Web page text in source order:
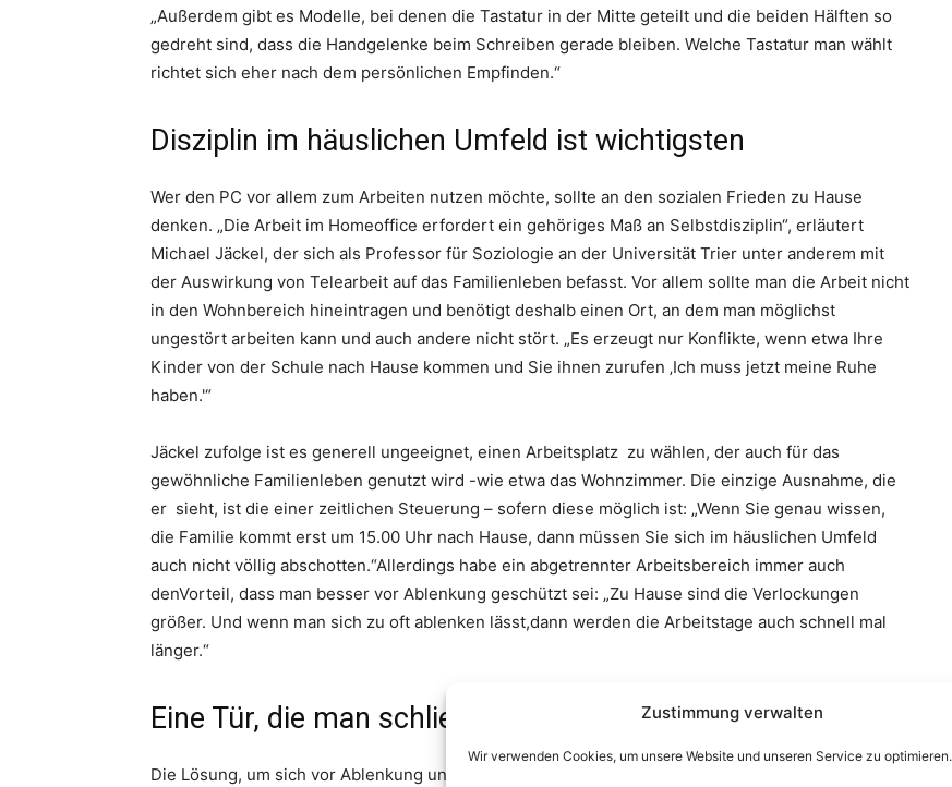
Zustimmung verwalten
Wir verwenden Cookies, um unsere Website und unseren Service zu optimieren.
„Außerdem gibt es Modelle, bei denen die Tastatur in der Mitte geteilt und die beiden Hälften so
gedreht sind, dass die Handgelenke beim Schreiben gerade bleiben. Welche Tastatur man wählt
richtet sich eher nach dem persönlichen Empfinden.“
Disziplin im häuslichen Umfeld ist wichtigsten
Wer den PC vor allem zum Arbeiten nutzen möchte, sollte an den sozialen Frieden zu Hause
denken. „Die Arbeit im Homeoffice erfordert ein gehöriges Maß an Selbstdisziplin“, erläutert
Michael Jäckel, der sich als Professor für Soziologie an der Universität Trier unter anderem mit
der Auswirkung von Telearbeit auf das Familienleben befasst. Vor allem sollte man die Arbeit nicht
in den Wohnbereich hineintragen und benötigt deshalb einen Ort, an dem man möglichst
ungestört arbeiten kann und auch andere nicht stört. „Es erzeugt nur Konflikte, wenn etwa Ihre
Kinder von der Schule nach Hause kommen und Sie ihnen zurufen ‚Ich muss jetzt meine Ruhe
haben.'“
Jäckel zufolge ist es generell ungeeignet, einen Arbeitsplatz zu wählen, der auch für das
gewöhnliche Familienleben genutzt wird -wie etwa das Wohnzimmer. Die einzige Ausnahme, die
er sieht, ist die einer zeitlichen Steuerung – sofern diese möglich ist: „Wenn Sie genau wissen,
die Familie kommt erst um 15.00 Uhr nach Hause, dann müssen Sie sich im häuslichen Umfeld
auch nicht völlig abschotten.“Allerdings habe ein abgetrennter Arbeitsbereich immer auch
denVorteil, dass man besser vor Ablenkung geschützt sei: „Zu Hause sind die Verlockungen
größer. Und wenn man sich zu oft ablenken lässt,dann werden die Arbeitstage auch schnell mal
länger.“
Eine Tür, die man schließen kann
Die Lösung, um sich vor Ablenkung und das soziale Umfeld vor Vereinnahmung zu schützen, ist